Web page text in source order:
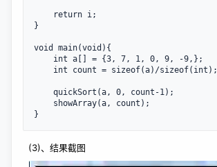
return i;
}
void main(void){
int a[] = {3, 7, 1, 0, 9, -9,};
int count = sizeof(a)/sizeof(int);
quickSort(a, 0, count-1);
showArray(a, count);
}
(3)、结果截图